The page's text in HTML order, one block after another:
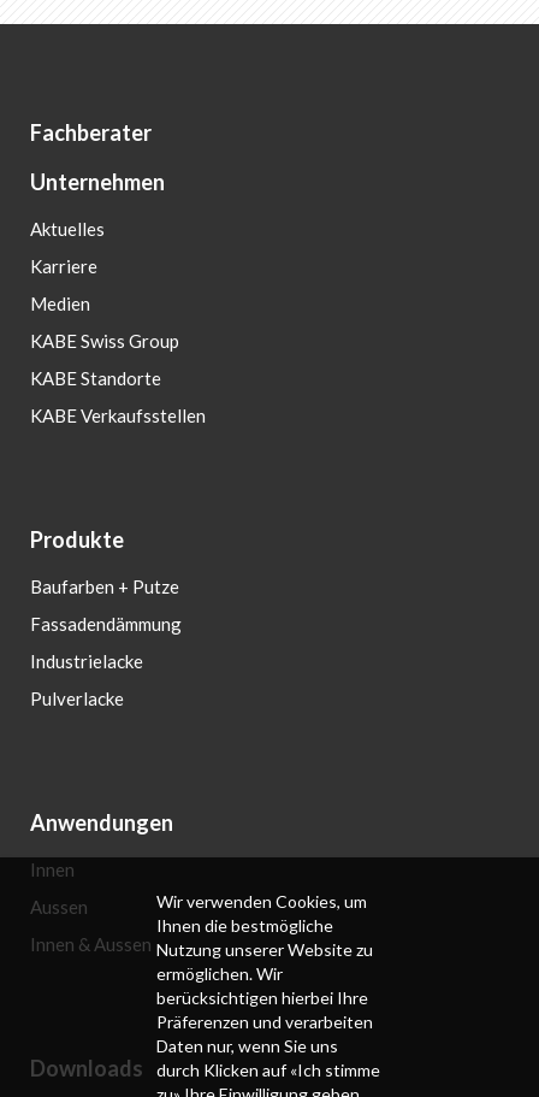
Fachberater
Unternehmen
Aktuelles
Karriere
Medien
KABE Swiss Group
KABE Standorte
KABE Verkaufsstellen
Produkte
Baufarben + Putze
Fassadendämmung
Industrielacke
Pulverlacke
Anwendungen
Innen
Aussen
Innen & Aussen
Downloads
Wir verwenden Cookies, um
Ihnen die bestmögliche
Nutzung unserer Website zu
ermöglichen. Wir
berücksichtigen hierbei Ihre
Präferenzen und verarbeiten
Daten nur, wenn Sie uns
durch Klicken auf «Ich stimme